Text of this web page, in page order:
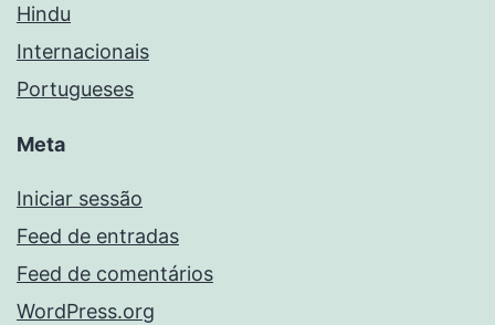
Hindu
Internacionais
Portugueses
Meta
Iniciar sessão
Feed de entradas
Feed de comentários
WordPress.org